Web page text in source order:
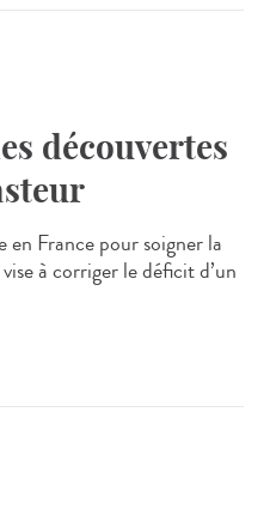
découvertes
en France pour soigner la
à corriger le déficit d’un